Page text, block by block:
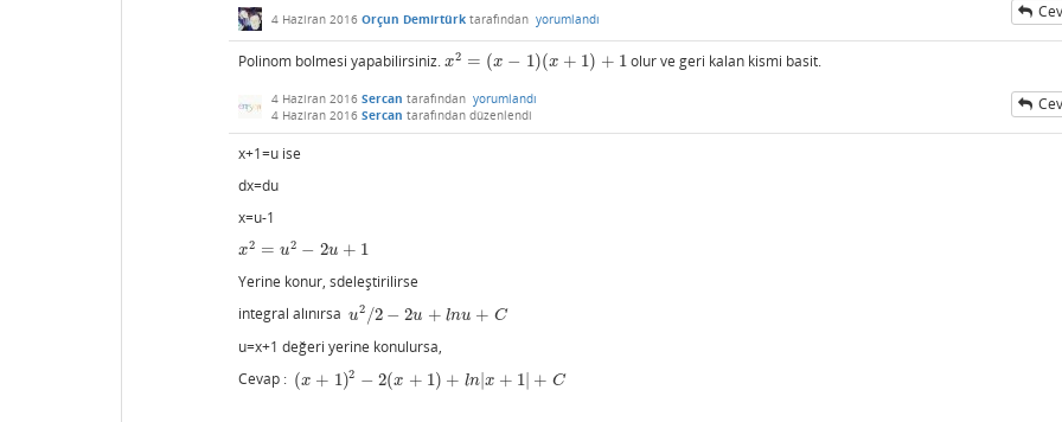
4 Haziran 2016 Orçun Demirtürk tarafından yorumlandı
Polinom bolmesi yapabilirsiniz. x2 = (x − 1)(x + 1) + 1
x2= (x −1)( x+ 1)+1 olur ve geri kalan kismi basit.
4 Haziran 2016 Sercan tarafından yorumlandı
4 Haziran 2016 Sercan tarafından düzenlendi
x+1=u ise
dx=du
x=u-1
x2 = u2 − 2u + 1
x2= u2 −2u+1
Yerine konur, sdeleştirilirse
integral alınırsa u2 /2 − 2u + lnu + C
u2/2− 2u +ln u+C
u=x+1 değeri yerine konulursa,
Cevap : (x + 1)2 − 2(x + 1) + ln| x + 1 + C
(x+ 1)2 −2( x+1)+ln |x+1| +C